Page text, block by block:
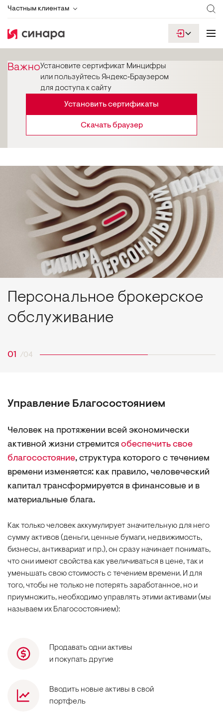
Частным клиентам
ВажноУстановите сертификат Минцифры
или пользуйтесь Яндекс‑Браузером
для доступа к сайту
Установить сертификаты
Скачать браузер
Персональное брокерское
обслуживание
Управление Благосостоянием
Человек на протяжении всей экономически
активной жизни стремится обеспечить свое
благосостояние, структура которого с течением
времени изменяется: как правило, человеческий
капитал трансформируется в финансовые и в
материальные блага.
Как только человек аккумулирует значительную для него
сумму активов (деньги, ценные бумаги, недвижимость,
бизнесы, антиквариат и пр.), он сразу начинает понимать,
что они имеют свойства как увеличиваться в цене, так и
уменьшать свою стоимость с течением времени. И для
того, чтобы не только не потерять заработанное, но и
приумножить, необходимо управлять этими активами (мы
называем их Благосостоянием):
Продавать одни активы
и покупать другие
Вводить новые активы в свой
портфель